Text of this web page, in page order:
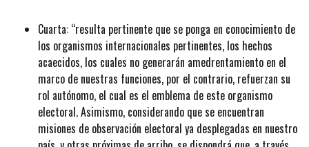
Cuarta: “resulta pertinente que se ponga en conocimiento de
los organismos internacionales pertinentes, los hechos
acaecidos, los cuales no generarán amedrentamiento en el
marco de nuestras funciones, por el contrario, refuerzan su
rol autónomo, el cual es el emblema de este organismo
electoral. Asimismo, considerando que se encuentran
misiones de observación electoral ya desplegadas en nuestro